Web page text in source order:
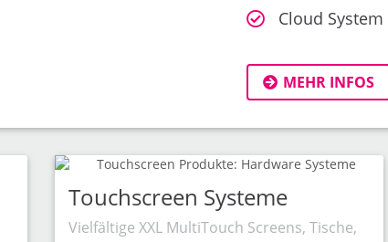
Cloud
MEHR INFOS
Touchscreen Systeme
Vielfältige XXL MultiTouch Screens, Tische,